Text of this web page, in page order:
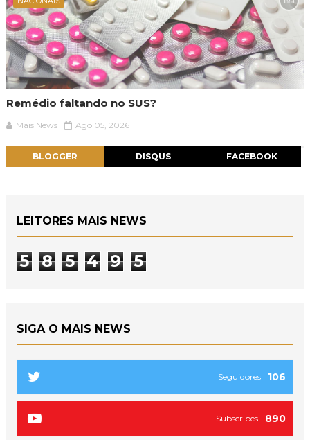
Remédio faltando no SUS?
Mais News Ago 05, 2026
BLOGGER DISQUS FACEBOOK
LEITORES MAIS NEWS
5 8 5 4 9 5
SIGA O MAIS NEWS
106
Seguidores
890
Subscribes